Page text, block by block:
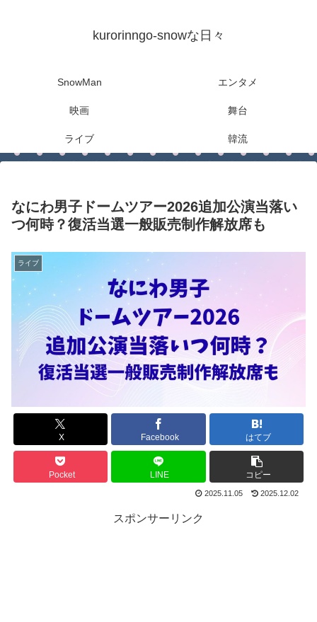
kurorinngo-snowな日々
SnowMan エンタメ
映画 舞台
ライブ 韓流
なにわ男子ドームツアー2026追加公演当落い
つ何時？復活当選一般販売制作解放席も
ライブ
X Facebook はてブ
Pocket LINE コピー
2025.11.05 2025.12.02
スポンサーリンク